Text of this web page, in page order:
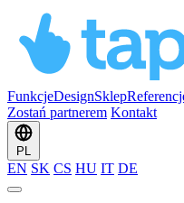
FunkcjeDesignSklep
Zostań partnerem Kontakt
PL
EN SK CS HU IT DE